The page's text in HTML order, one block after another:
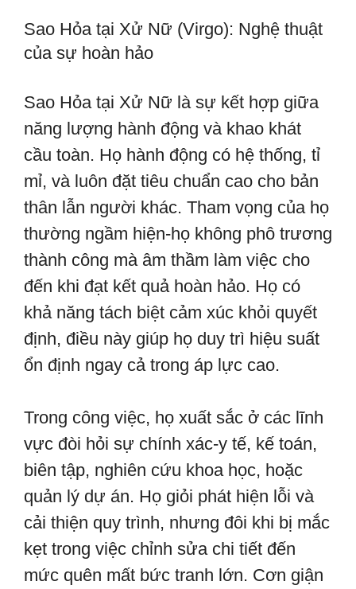
Sao Hỏa tại Xử Nữ (Virgo): Nghệ thuật
của sự hoàn hảo
Sao Hỏa tại Xử Nữ là sự kết hợp giữa
năng lượng hành động và khao khát
cầu toàn. Họ hành động có hệ thống, tỉ
mỉ, và luôn đặt tiêu chuẩn cao cho bản
thân lẫn người khác. Tham vọng của họ
thường ngầm hiện-họ không phô trương
thành công mà âm thầm làm việc cho
đến khi đạt kết quả hoàn hảo. Họ có
khả năng tách biệt cảm xúc khỏi quyết
định, điều này giúp họ duy trì hiệu suất
ổn định ngay cả trong áp lực cao.
Trong công việc, họ xuất sắc ở các lĩnh
vực đòi hỏi sự chính xác-y tế, kế toán,
biên tập, nghiên cứu khoa học, hoặc
quản lý dự án. Họ giỏi phát hiện lỗi và
cải thiện quy trình, nhưng đôi khi bị mắc
kẹt trong việc chỉnh sửa chi tiết đến
mức quên mất bức tranh lớn. Cơn giận